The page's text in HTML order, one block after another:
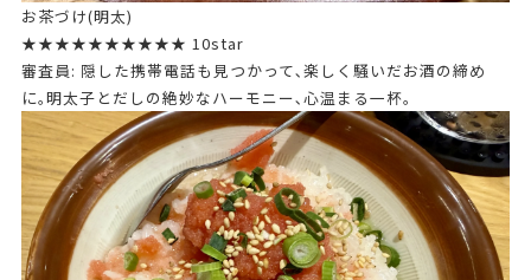
お茶づけ(明太)
★★★★★★★★★★ 10star
審査員: 隠した携帯電話も見つかって､楽しく騒いだお酒の締め
に｡明太子とだしの絶妙なハーモニー､心温まる一杯｡